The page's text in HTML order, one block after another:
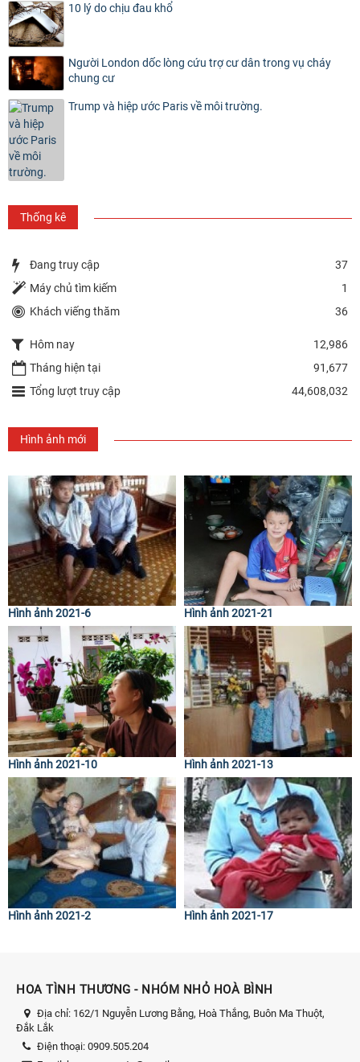
10 lý do chịu đau khổ
Người London dốc lòng cứu trợ cư dân trong vụ cháy
chung cư
Trump và hiệp ước Paris về môi trường.
Thống kê
Đang truy cập
37
Máy chủ tìm kiếm
1
Khách viếng thăm
36
Hôm nay
12,986
Tháng hiện tại
91,677
Tổng lượt truy cập
44,608,032
Hình ảnh mới
Hình ảnh 2021-6 Hình ảnh 2021-21
Hình ảnh 2021-10 Hình ảnh 2021-13
Hình ảnh 2021-2 Hình ảnh 2021-17
HOA TÌNH THƯƠNG - NHÓM NHỎ HOÀ BÌNH
Địa chỉ: 162/1 Nguyễn Lương Bằng, Hoà Thắng, Buôn Ma Thuột,
Đắk Lắk
Điện thoại: 0909.505.204